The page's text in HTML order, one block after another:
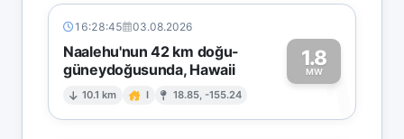
16:28:45 03.08.2026
Naalehu'nun 42 km doğu-
güneydoğusunda, Hawaii
10.1 km I 18.85, -155.24
1.8
MW1